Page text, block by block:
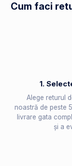
Cum faci
1.
Alege returul
noastră de peste
livrare gata
și a